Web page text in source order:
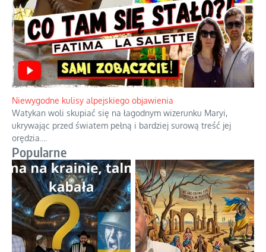
Niewygodne kulisy alpejskiego objawienia
Watykan woli skupiać się na łagodnym wizerunku Maryi,
ukrywając przed światem pełną i bardziej surową treść jej
orędzia.
Popularne